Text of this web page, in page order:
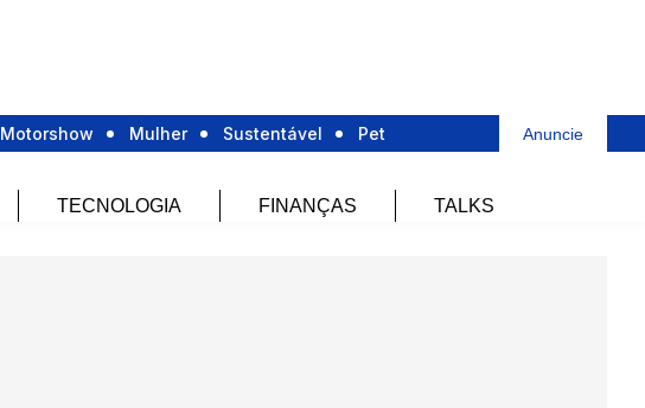
Motorshow Mulher Sustentável Pet Anuncie
TECNOLOGIA FINANÇAS TALKS